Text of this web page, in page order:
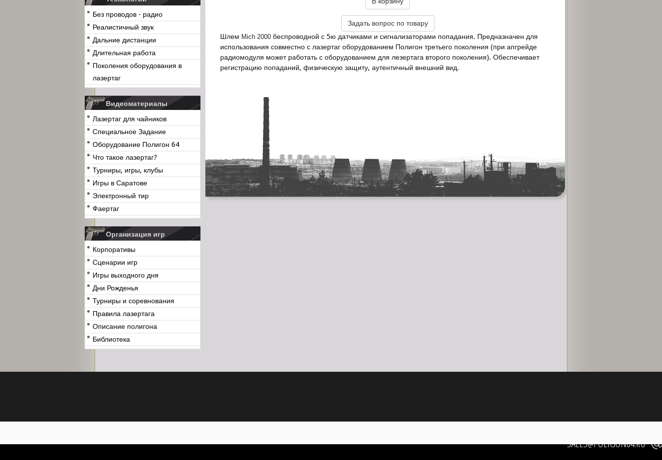
Без проводов - радио
Реалистичный звук
Дальние дистанции
Длительная работа
Поколения оборудования в
лазертаг
Видеоматериалы
Лазертаг для чайников
Специальное Задание
Оборудование Полигон 64
Что такое лазертаг?
Турниры, игры, клубы
Игры в Саратове
Электронный тир
Фаертаг
Организация игр
Корпоративы
Сценарии игр
Игры выходного дня
Дни Рожденья
Турниры и соревнования
Правила лазертага
Описание полигона
Библиотека
Задать вопрос по товару
Шлем Mich 2000 беспроводной с 5ю датчиками и сигнализаторами попадания. Предназначен для
использования совместно с лазертаг оборудованием Полигон третьего поколения (при апгрейде
радиомодуля может работать с оборудованием для лезертага второго поколения). Обеспечивает
регистрацию попаданий, физическую защиту, аутентичный внешний вид.
SALES@POLIGON64.RU